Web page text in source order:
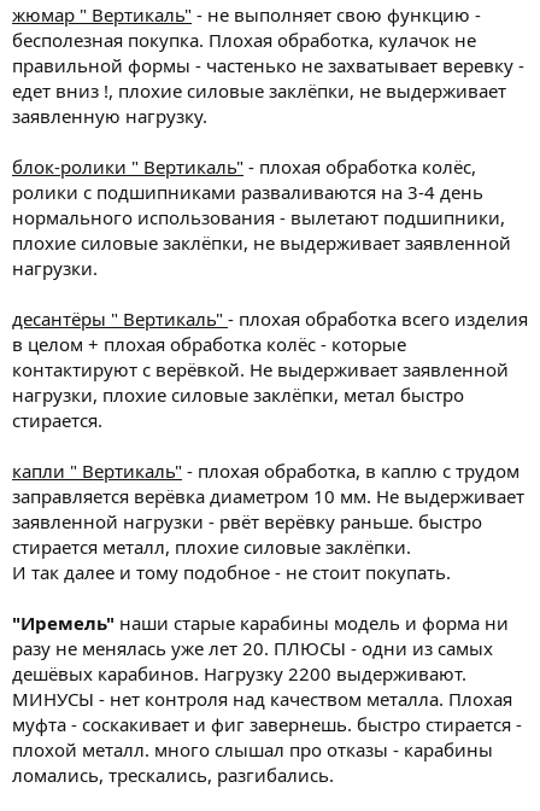
жюмар " Вертикаль" - не выполняет свою функцию -
бесполезная покупка. Плохая обработка, кулачок не
правильной формы - частенько не захватывает веревку -
едет вниз !, плохие силовые заклёпки, не выдерживает
заявленную нагрузку.
блок-ролики " Вертикаль" - плохая обработка колёс,
ролики с подшипниками разваливаются на 3-4 день
нормального использования - вылетают подшипники,
плохие силовые заклёпки, не выдерживает заявленной
нагрузки.
десантёры " Вертикаль" - плохая обработка всего изделия
в целом + плохая обработка колёс - которые
контактируют с верёвкой. Не выдерживает заявленной
нагрузки, плохие силовые заклёпки, метал быстро
стирается.
капли " Вертикаль" - плохая обработка, в каплю с трудом
заправляется верёвка диаметром 10 мм. Не выдерживает
заявленной нагрузки - рвёт верёвку раньше. быстро
стирается металл, плохие силовые заклёпки.
И так далее и тому подобное - не стоит покупать.
"Иремель" наши старые карабины модель и форма ни
разу не менялась уже лет 20. ПЛЮСЫ - одни из самых
дешёвых карабинов. Нагрузку 2200 выдерживают.
МИНУСЫ - нет контроля над качеством металла. Плохая
муфта - соскакивает и фиг завернешь. быстро стирается -
плохой металл. много слышал про отказы - карабины
ломались, трескались, разгибались.